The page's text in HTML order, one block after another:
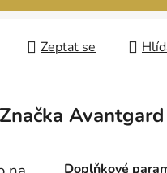
Zeptat se
Značka Avantgard
Doplňkové